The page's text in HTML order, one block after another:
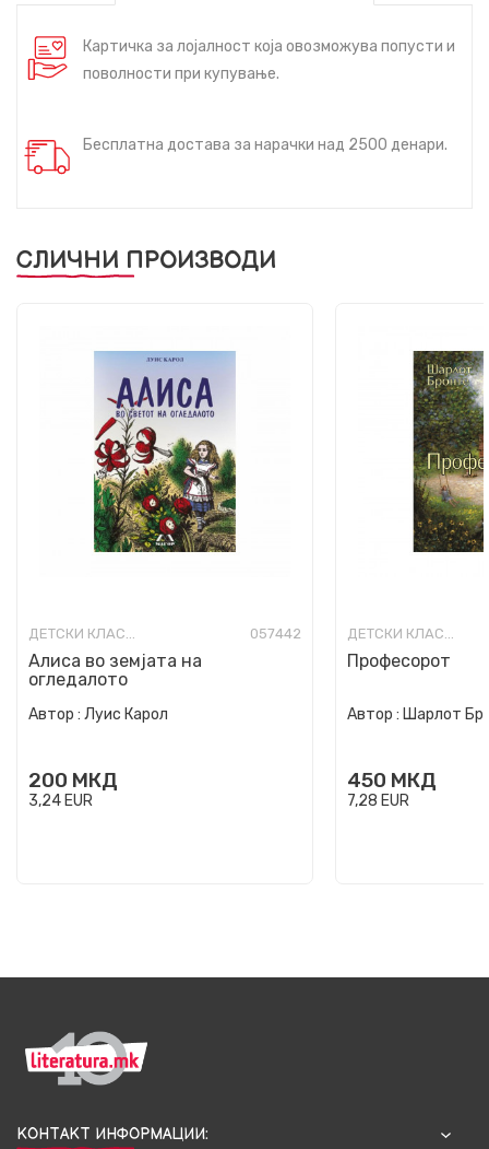
Картичка за лојалност која овозможува попусти и
поволности при купување.
Бесплатна достава за нарачки над 2500 денари.
СЛИЧНИ ПРОИЗВОДИ
ДЕТСКИ КЛАСИЦИ 057442
Алиса во земјата на
огледалото
Автор : Луис Карол
200 МКД
3,24EUR
ДЕТСКИ КЛАСИЦИ
Професорот
Автор : Шарлот
450 МКД
7,28 EUR
КОНТАКТ ИНФОРМАЦИИ: